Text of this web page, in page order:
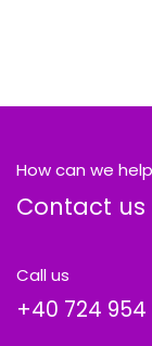
How can we
Contact
Call us
+40 724